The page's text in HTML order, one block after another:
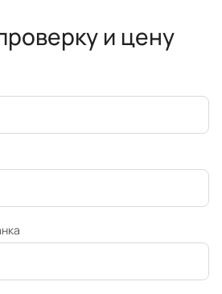
и цену